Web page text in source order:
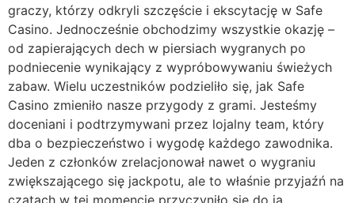
graczy, którzy odkryli szczęście i ekscytację w Safe
Casino. Jednocześnie obchodzimy wszystkie okazję –
od zapierających dech w piersiach wygranych po
podniecenie wynikający z wypróbowywaniu świeżych
zabaw. Wielu uczestników podzieliło się, jak Safe
Casino zmieniło nasze przygody z grami. Jesteśmy
doceniani i podtrzymywani przez lojalny team, który
dba o bezpieczeństwo i wygodę każdego zawodnika.
Jeden z członków zrelacjonował nawet o wygraniu
zwiększającego się jackpotu, ale to właśnie przyjaźń na
czatach w tej momencie przyczyniło się do ją